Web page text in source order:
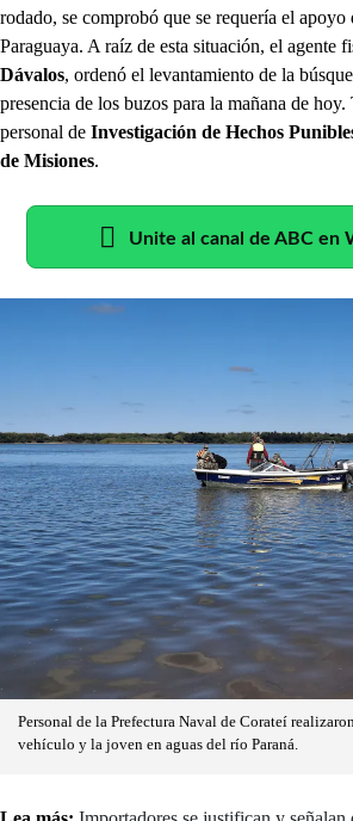
rodado, se comprobó que se requería el apoyo
Paraguaya. A raíz de esta situación, el agente
Dávalos, ordenó el levantamiento de la
presencia de los buzos para la mañana de
personal de Investigación de Hechos
de Misiones.
Unite al canal de ABC en
Personal de la Prefectura Naval de Corateí
vehículo y la joven en aguas del río Paraná.